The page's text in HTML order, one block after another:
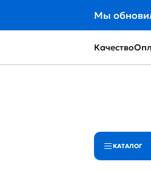
Мы
Качество
КАТАЛОГ